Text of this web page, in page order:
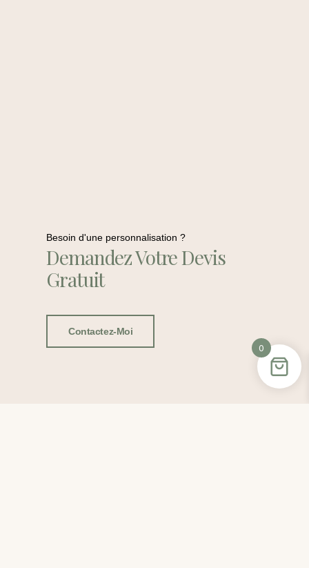
Besoin d'une personnalisation ?
Demandez Votre Devis
Gratuit
Contactez-Moi
0